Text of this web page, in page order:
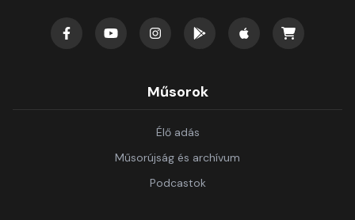
Műsorok
Élő adás
Műsorújság és archívum
Podcastok